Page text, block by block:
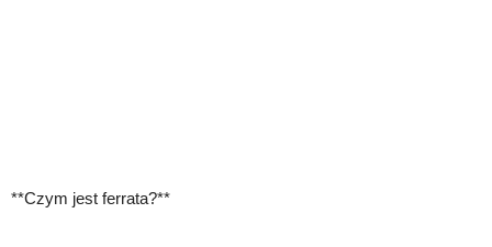
**Czym jest ferrata?**